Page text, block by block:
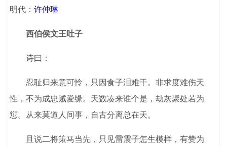
明代：许仲琳
西伯侯文王吐子
诗曰：
忍耻归来意可怜，只因食子泪难干。非求度难伤天
性，不为成忠贼爱缘。天数凑来谁个是，劫灰聚处若为
愆。从来莫道人间事，自古分离总在天。
且说二将策马当先，只见雷震子怎生模样，有赞为